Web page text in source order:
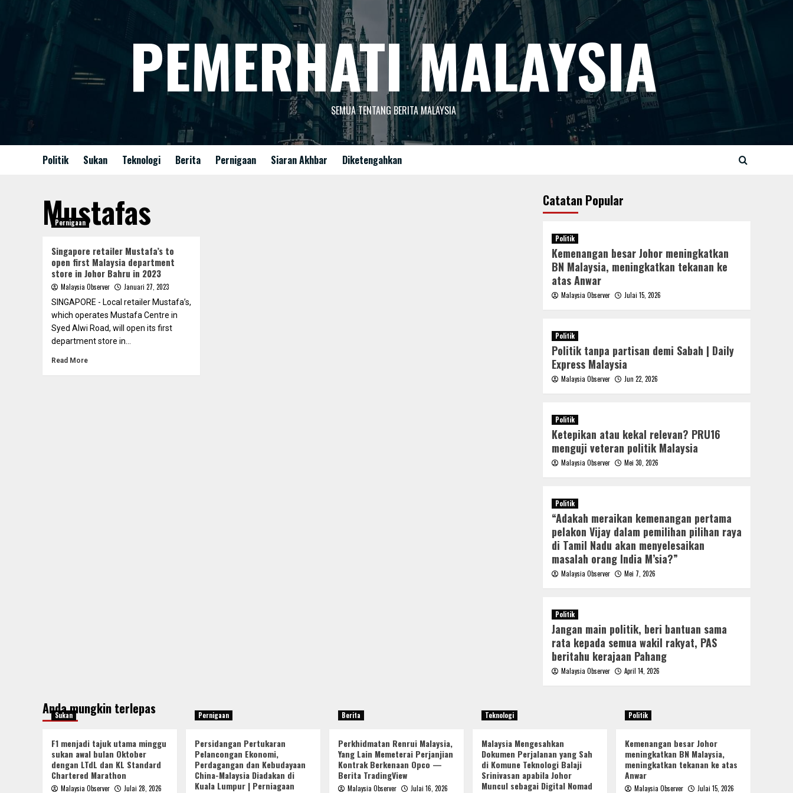
content
PEMERHATI MALAYSIA
SEMUA TENTANG BERITA MALAYSIA
Politik Sukan Teknologi Berita Pernigaan Siaran Akhbar Diketengahkan
Mustafas
Pernigaan
Singapore retailer Mustafa’s to
open first Malaysia department
store in Johor Bahru in 2023
Malaysia Observer
Januari 27, 2023
SINGAPORE - Local retailer Mustafa’s,
which operates Mustafa Centre in
Syed Alwi Road, will open its first
department store in...
Read More
Catatan Popular
Politik
Kemenangan besar Johor meningkatkan
BN Malaysia, meningkatkan tekanan ke
atas Anwar
Malaysia Observer Julai 15, 2026
Politik
Politik tanpa partisan demi Sabah | Daily
Express Malaysia
Malaysia Observer Jun 22, 2026
Politik
Ketepikan atau kekal relevan? PRU16
menguji veteran politik Malaysia
Malaysia Observer Mei 30, 2026
Politik
“Adakah meraikan kemenangan pertama
pelakon Vijay dalam pemilihan pilihan raya
di Tamil Nadu akan menyelesaikan
masalah orang India M’sia?”
Malaysia Observer Mei 7, 2026
Politik
Jangan main politik, beri bantuan sama
rata kepada semua wakil rakyat, PAS
beritahu kerajaan Pahang
Malaysia Observer April 14, 2026
Anda mungkin terlepas
Sukan
F1 menjadi tajuk utama minggu
sukan awal bulan Oktober
dengan LTdL dan KL Standard
Chartered Marathon
Malaysia Observer Julai 28, 2026
Pernigaan
Persidangan Pertukaran
Pelancongan Ekonomi,
Perdagangan dan Kebudayaan
China-Malaysia Diadakan di
Kuala Lumpur | Perniagaan
Berita
Perkhidmatan Renrui Malaysia,
Yang Lain Memeterai Perjanjian
Kontrak Berkenaan Opco —
Berita TradingView
Malaysia Observer Julai 16, 2026
Teknologi
Malaysia Mengesahkan
Dokumen Perjalanan yang Sah
di Komune Teknologi Balaji
Srinivasan apabila Johor
Muncul sebagai Digital Nomad
Politik
Kemenangan besar Johor
meningkatkan BN Malaysia,
meningkatkan tekanan ke atas
Anwar
Malaysia Observer Julai 15, 2026